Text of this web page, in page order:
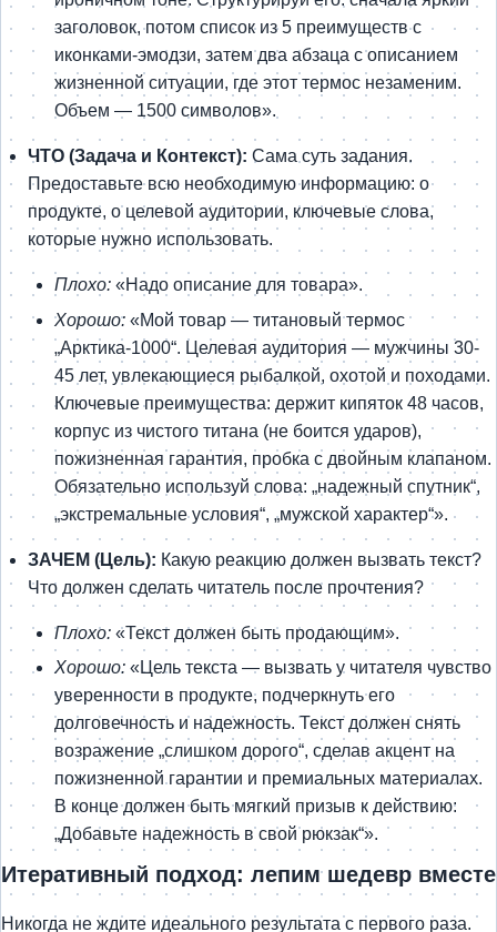
заголовок, потом список из 5 преимуществ с
иконками-эмодзи, затем два абзаца с описанием
жизненной ситуации, где этот термос незаменим.
Объем — 1500 символов».
ЧТО (Задача и Контекст): Сама суть задания.
Предоставьте всю необходимую информацию: о
продукте, о целевой аудитории, ключевые слова,
которые нужно использовать.
Плохо: «Надо описание для товара».
Хорошо: «Мой товар — титановый термос
„Арктика-1000“. Целевая аудитория — мужчины 30-
45 лет, увлекающиеся рыбалкой, охотой и походами.
Ключевые преимущества: держит кипяток 48 часов,
корпус из чистого титана (не боится ударов),
пожизненная гарантия, пробка с двойным клапаном.
Обязательно используй слова: „надежный спутник“,
„экстремальные условия“, „мужской характер“».
ЗАЧЕМ (Цель): Какую реакцию должен вызвать текст?
Что должен сделать читатель после прочтения?
Плохо: «Текст должен быть продающим».
Хорошо: «Цель текста — вызвать у читателя чувство
уверенности в продукте, подчеркнуть его
долговечность и надежность. Текст должен снять
возражение „слишком дорого“, сделав акцент на
пожизненной гарантии и премиальных материалах.
В конце должен быть мягкий призыв к действию:
„Добавьте надежность в свой рюкзак“».
Итеративный подход: лепим шедевр вместе
Никогда не ждите идеального результата с первого раза.